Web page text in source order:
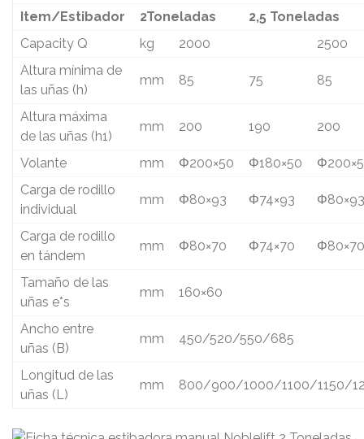
Item/Estibador 2Toneladas
2,5 Toneladas
Capacity Q
kg 2000
2500
Altura mínima de
las uñas (h)
mm 85 75 85
Altura máxima
de las uñas (h1)
mm 200 190 200
Volante mm Φ200×50 Φ180×50
Carga de rodillo
individual
mm Φ80×93 Φ74×93 Φ80×93
Carga de rodillo
en tándem
mm Φ80×70 Φ74×70 Φ80×70
Tamaño de las
uñas e*s
mm 160×60
Ancho entre
uñas (B)
mm 450/520/550/685
Longitud de las
uñas (L)
mm 800/900/1000/1100/1150/